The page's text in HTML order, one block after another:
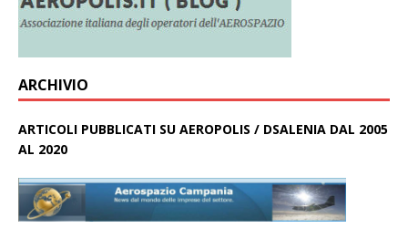
ARCHIVIO
ARTICOLI PUBBLICATI SU AEROPOLIS / DSALENIA DAL 2005
AL 2020